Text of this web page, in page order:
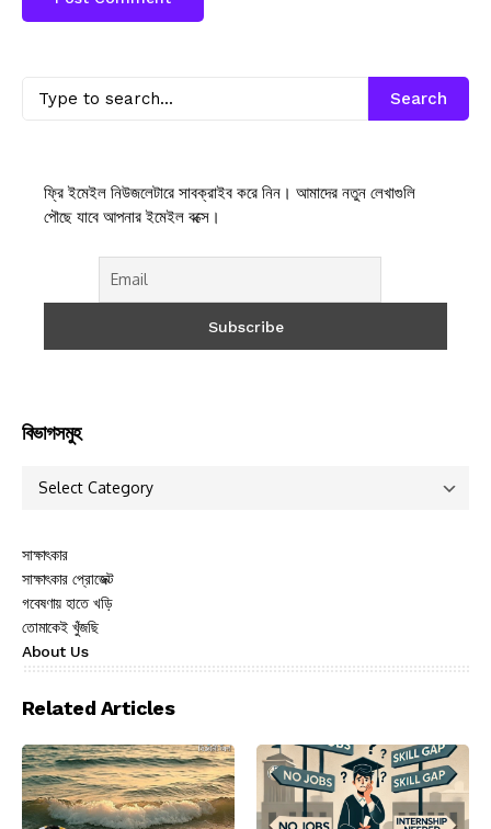
Search
ফ্রি ইমেইল নিউজলেটারে সাবক্রাইব করে নিন। আমাদের নতুন লেখাগুলি
পৌছে যাবে আপনার ইমেইল বক্সে।
বিভাগসমুহ
সাক্ষাৎকার
সাক্ষাৎকার প্রোজেক্ট
গবেষণায় হাতে খড়ি
তোমাকেই খুঁজছি
About Us
Related Articles